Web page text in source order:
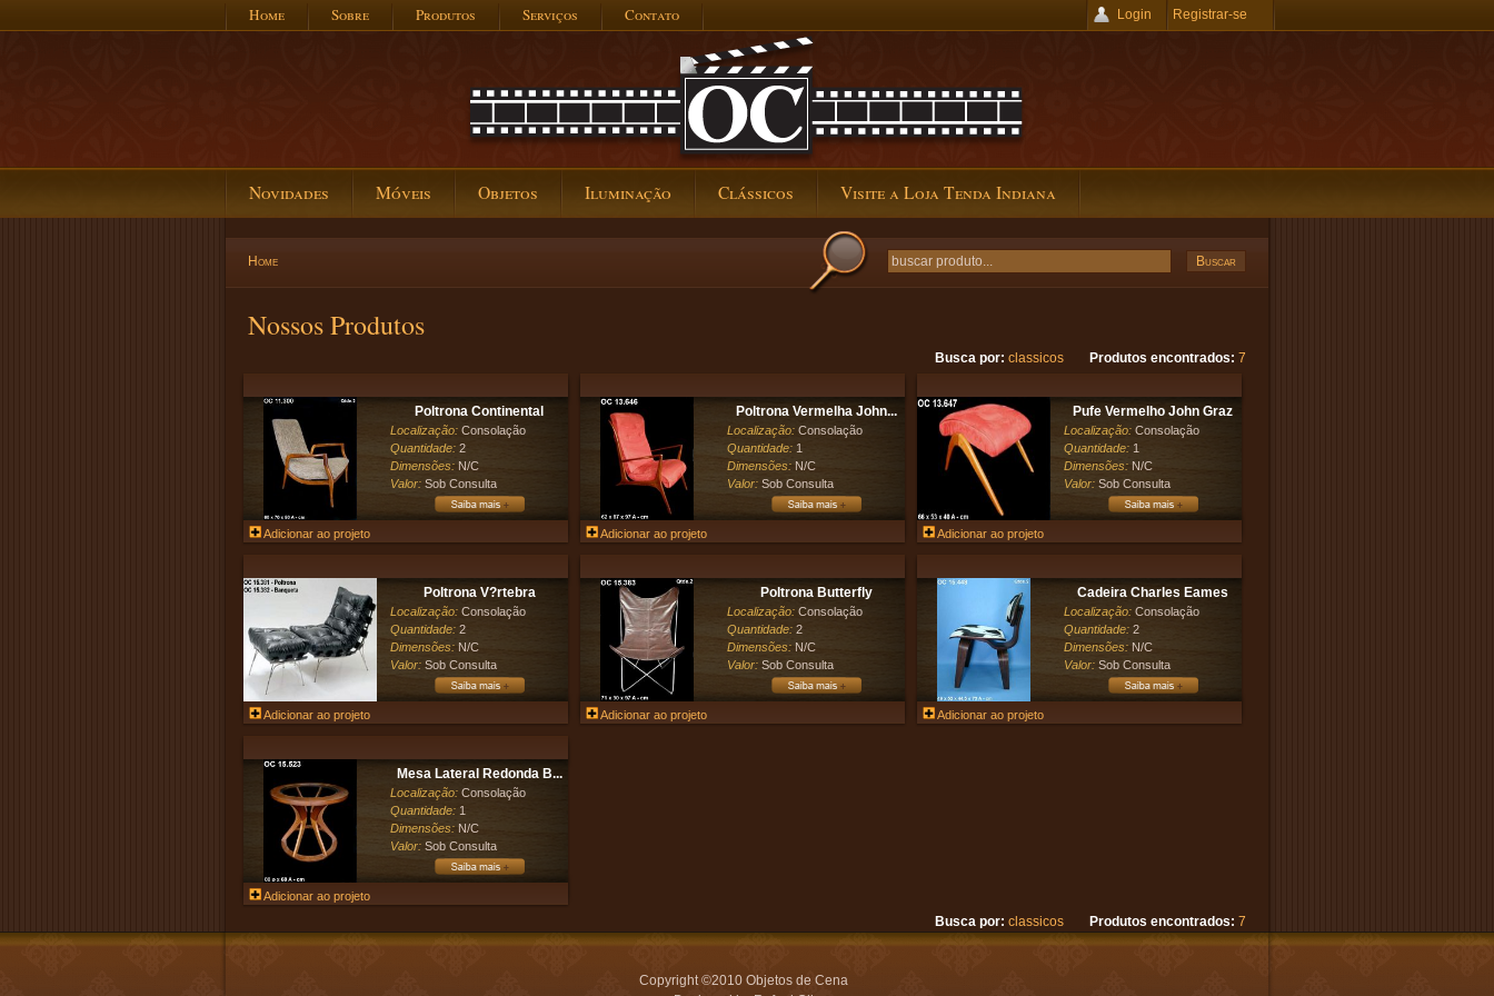
Home Sobre Produtos Serviços Contato Login Registrar-se
Novidades Móveis Objetos Iluminação Clássicos Visite a Loja Tenda Indiana
Home
Nossos Produtos
Busca por: classicos Produtos encontrados: 7
Poltrona Continental
Localização: Consolação
Quantidade: 2
Dimensões: N/C
Valor: Sob Consulta
Adicionar ao projeto
Poltrona Vermelha John...
Localização: Consolação
Quantidade: 1
Dimensões: N/C
Valor: Sob Consulta
Adicionar ao projeto
Pufe Vermelho John Graz
Localização: Consolação
Quantidade: 1
Dimensões: N/C
Valor: Sob Consulta
Adicionar ao projeto
Poltrona V?rtebra
Localização: Consolação
Quantidade: 2
Dimensões: N/C
Valor: Sob Consulta
Adicionar ao projeto
Poltrona Butterfly
Localização: Consolação
Quantidade: 2
Dimensões: N/C
Valor: Sob Consulta
Adicionar ao projeto
Cadeira Charles Eames
Localização: Consolação
Quantidade: 2
Dimensões: N/C
Valor: Sob Consulta
Adicionar ao projeto
Mesa Lateral Redonda B...
Localização: Consolação
Quantidade: 1
Dimensões: N/C
Valor: Sob Consulta
Adicionar ao projeto
Busca por: classicos Produtos encontrados: 7
Copyright ©2010 Objetos de Cena